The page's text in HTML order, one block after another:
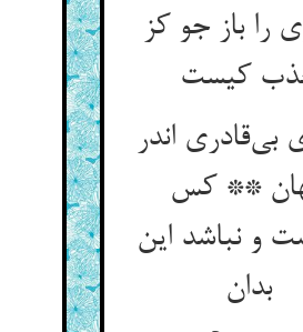
را باز جو کز
کیست
بی‌قادری اندر
** کس
و نباشد این
بدان